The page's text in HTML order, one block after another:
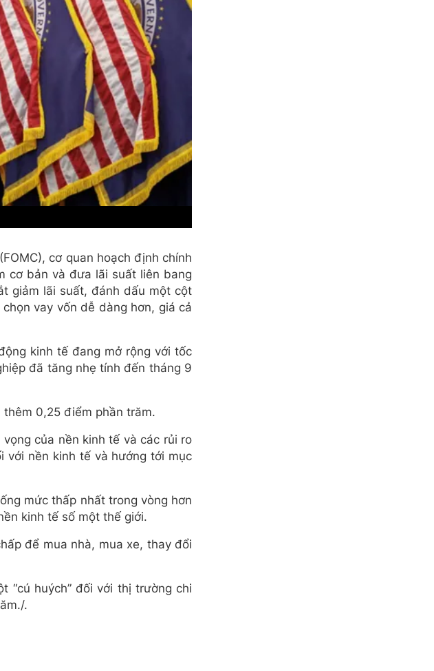
cơ quan hoạch định chính
cơ bản và đưa lãi suất liên bang
giảm lãi suất, đánh dấu một cột
vay vốn dễ dàng hơn, giá cả
kinh tế đang mở rộng với tốc
đã tăng nhẹ tính đến tháng 9
0,25 điểm phần trăm.
của nền kinh tế và các rủi ro
với nền kinh tế và hướng tới mục
mức thấp nhất trong vòng hơn
kinh tế số một thế giới.
để mua nhà, mua xe, thay đổi
“cú huých” đối với thị trường chi
.